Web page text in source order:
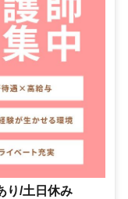
り/土日休み